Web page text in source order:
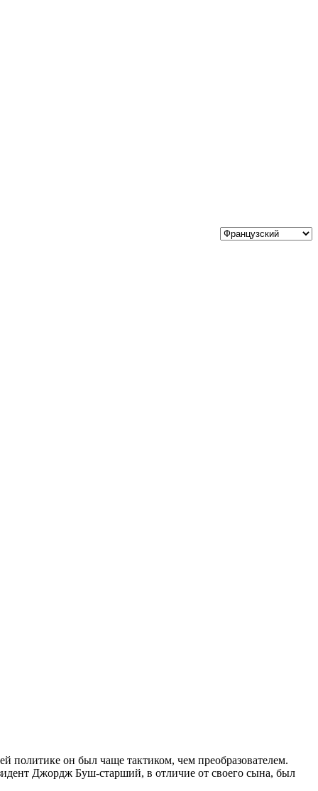
политике он был чаще тактиком, чем преобразователем.
Джордж Буш-старший, в отличие от своего сына, был